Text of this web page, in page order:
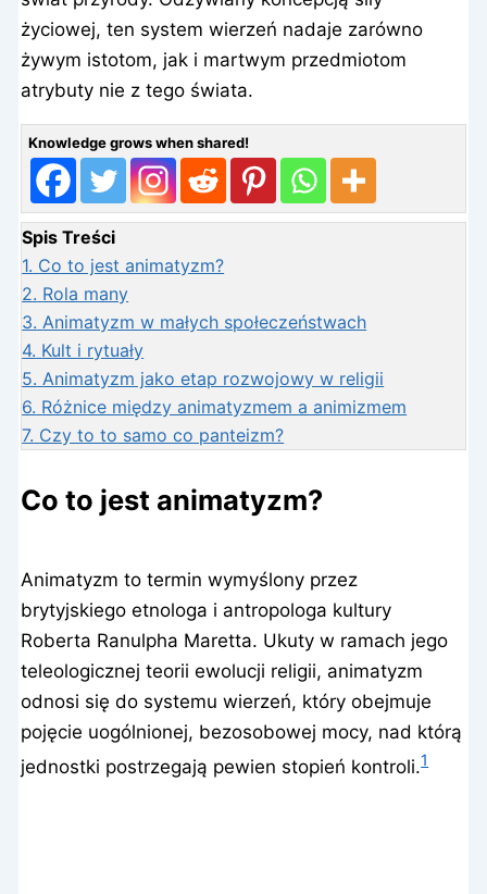
życiowej, ten system wierzeń nadaje zarówno
żywym istotom, jak i martwym przedmiotom
atrybuty nie z tego świata.
Knowledge grows when shared!
Spis Treści
1. Co to jest animatyzm?
2. Rola many
3. Animatyzm w małych społeczeństwach
4. Kult i rytuały
5. Animatyzm jako etap rozwojowy w religii
6. Różnice między animatyzmem a animizmem
7. Czy to to samo co panteizm?
Co to jest animatyzm?
Animatyzm to termin wymyślony przez
brytyjskiego etnologa i antropologa kultury
Roberta Ranulpha Maretta. Ukuty w ramach jego
teleologicznej teorii ewolucji religii, animatyzm
odnosi się do systemu wierzeń, który obejmuje
pojęcie uogólnionej, bezosobowej mocy, nad którą
jednostki postrzegają pewien stopień kontroli.1